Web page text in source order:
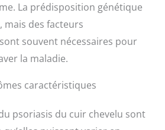
La prédisposition génétique
mais des facteurs
souvent nécessaires pour
la maladie.
caractéristiques
psoriasis du cuir chevelu sont